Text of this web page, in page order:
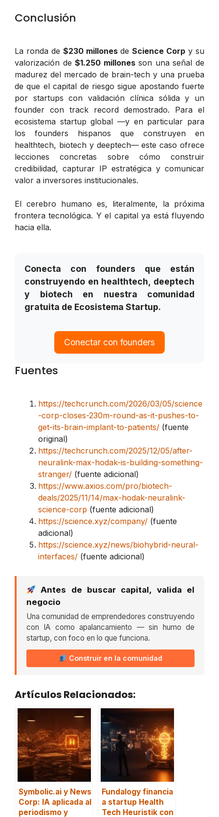
Conclusión
La ronda de $230 millonesdeScience Corp y su
valorización de$1.250 millonesson una señal de
madurez del mercado de brain-tech y una prueba
de que el capital de riesgo sigue apostando fuerte
por startups con validación clínica sólida y un
founder con track record demostrado. Para el
ecosistema startup global —y en particular para
los founders hispanos que construyen en
healthtech, biotech y deeptech— este caso ofrece
lecciones concretas sobre cómo construir
credibilidad, capturar IP estratégica y comunicar
valor a inversores institucionales.
El cerebro humano es, literalmente, la próxima
frontera tecnológica. Y el capital ya está fluyendo
hacia ella.
Conecta con founders que están
construyendo en healthtech, deeptech
y biotech en nuestra comunidad
gratuita de Ecosistema Startup.
Conectar con founders
Fuentes
https://techcrunch.com/2026/03/05/science
-corp-closes-230m-round-as-it-pushes-to-
get-its-brain-implant-to-patients/ (fuente
original)
https://techcrunch.com/2025/12/05/after-
neuralink-max-hodak-is-building-something-
stranger/ (fuente adicional)
https://www.axios.com/pro/biotech-
deals/2025/11/14/max-hodak-neuralink-
science-corp (fuente adicional)
https://science.xyz/company/ (fuente
adicional)
https://science.xyz/news/biohybrid-neural-
interfaces/ (fuente adicional)
Antes de buscar capital, valida el
negocio
Una comunidad de emprendedores construyendo
con IA como apalancamiento — sin humo de
startup, con foco en lo que funciona.
Construir en la comunidad
Artículos Relacionados:
Symbolic.ai y News
Corp: IA aplicada al
periodismo y
Fundalogy financia
a startup Health
Tech Heuristik con